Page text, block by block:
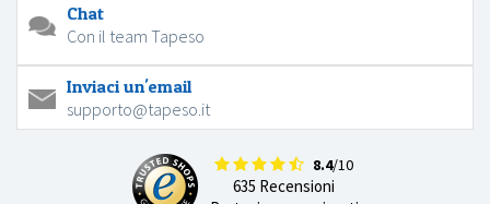
Chat
Con il team Tapeso
Inviaci un'email
supporto@tapeso.it
8.4/10
635 Recensioni